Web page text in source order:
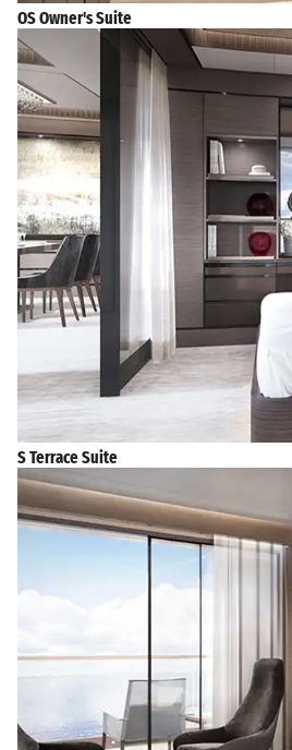
OS Owner's Suite
S Terrace Suite